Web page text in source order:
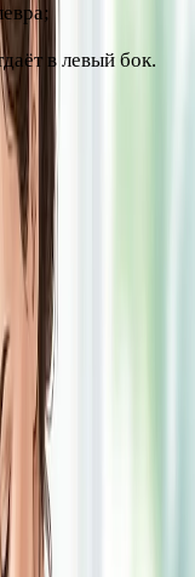
в левый бок.
боли не всегда
оценка врача.
и системам.
– воспаление
При нём боль
в спину,
пищеварения.